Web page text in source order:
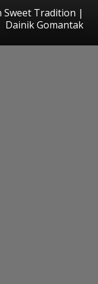
Sweet Tradition |
Dainik Gomantak